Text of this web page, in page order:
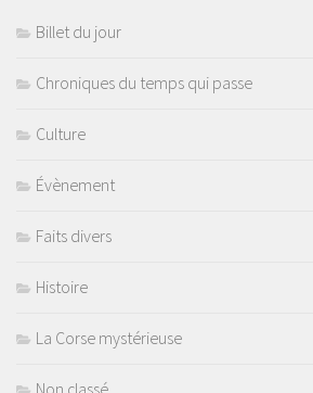
Billet du jour
Chroniques du temps qui passe
Culture
Évènement
Faits divers
Histoire
La Corse mystérieuse